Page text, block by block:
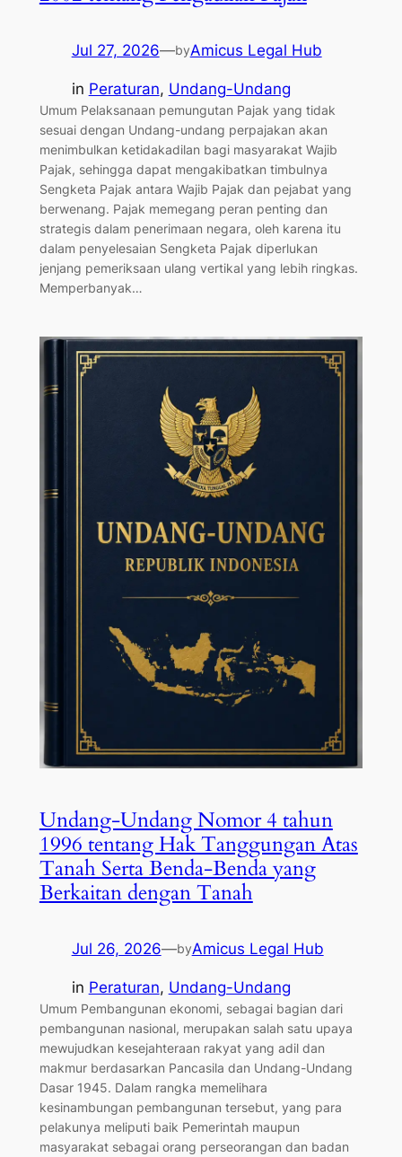
Jul 27, 2026—byAmicus Legal Hub
in Peraturan, Undang-Undang
Umum Pelaksanaan pemungutan Pajak yang tidak
sesuai dengan Undang-undang perpajakan akan
menimbulkan ketidakadilan bagi masyarakat Wajib
Pajak, sehingga dapat mengakibatkan timbulnya
Sengketa Pajak antara Wajib Pajak dan pejabat yang
berwenang. Pajak memegang peran penting dan
strategis dalam penerimaan negara, oleh karena itu
dalam penyelesaian Sengketa Pajak diperlukan
jenjang pemeriksaan ulang vertikal yang lebih ringkas.
Memperbanyak…
Undang-Undang Nomor 4 tahun
1996 tentang Hak Tanggungan Atas
Tanah Serta Benda-Benda yang
Berkaitan dengan Tanah
Jul 26, 2026—byAmicus Legal Hub
in Peraturan, Undang-Undang
Umum Pembangunan ekonomi, sebagai bagian dari
pembangunan nasional, merupakan salah satu upaya
mewujudkan kesejahteraan rakyat yang adil dan
makmur berdasarkan Pancasila dan Undang-Undang
Dasar 1945. Dalam rangka memelihara
kesinambungan pembangunan tersebut, yang para
pelakunya meliputi baik Pemerintah maupun
masyarakat sebagai orang perseorangan dan badan